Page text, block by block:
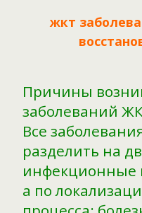
жкт
Причины
заболеваний
Все
разделить на
инфекционные
а по